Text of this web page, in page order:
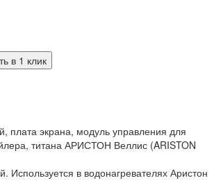
в 1 клик
плата экрана, модуль управления для
титана АРИСТОН Веллис (ARISTON
Используется в водонагревателях Аристон